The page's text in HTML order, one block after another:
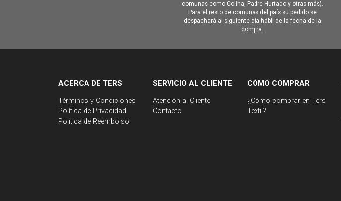
comunas como Colina, Padre Hurtado y otras más).
Para el resto de comunas del país su pedido se
despachará al siguiente día hábil de la fecha de la
compra.
ACERCA DE TERS
Términos y Condiciones
Política de Privacidad
Política de Reembolso
SERVICIO AL CLIENTE
Atención al Cliente
Contacto
CÓMO COMPRAR
¿Cómo comprar en Ters
Textil?